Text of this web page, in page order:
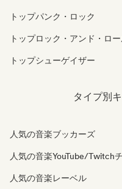
トップパンク・ロック
トップロック・アンド・ロ
トップシューゲイザー
タイプ別
人気の音楽ブッカーズ
人気の音楽YouTube/Twitch
人気の音楽レーベル